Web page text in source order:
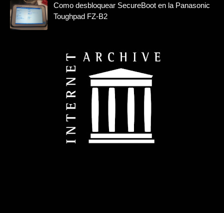
Como desbloquear SecureBoot en la Panasonic
Toughpad FZ-B2